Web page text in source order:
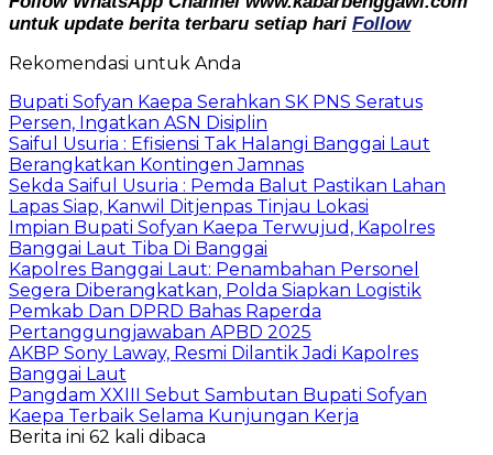
untuk update berita terbaru setiap hari Follow
Rekomendasi untuk Anda
Bupati Sofyan Kaepa Serahkan SK PNS Seratus
Persen, Ingatkan ASN Disiplin
Saiful Usuria : Efisiensi Tak Halangi Banggai Laut
Berangkatkan Kontingen Jamnas
Sekda Saiful Usuria : Pemda Balut Pastikan Lahan
Lapas Siap, Kanwil Ditjenpas Tinjau Lokasi
Impian Bupati Sofyan Kaepa Terwujud, Kapolres
Banggai Laut Tiba Di Banggai
Kapolres Banggai Laut: Penambahan Personel
Segera Diberangkatkan, Polda Siapkan Logistik
Pemkab Dan DPRD Bahas Raperda
Pertanggungjawaban APBD 2025
AKBP Sony Laway, Resmi Dilantik Jadi Kapolres
Banggai Laut
Pangdam XXIII Sebut Sambutan Bupati Sofyan
Kaepa Terbaik Selama Kunjungan Kerja
Berita ini 62 kali dibaca